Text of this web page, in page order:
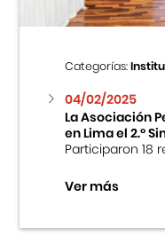
Categorías:
04/02/2025
La Asociación
en Lima el 2.º
Participaron 18
Ver más